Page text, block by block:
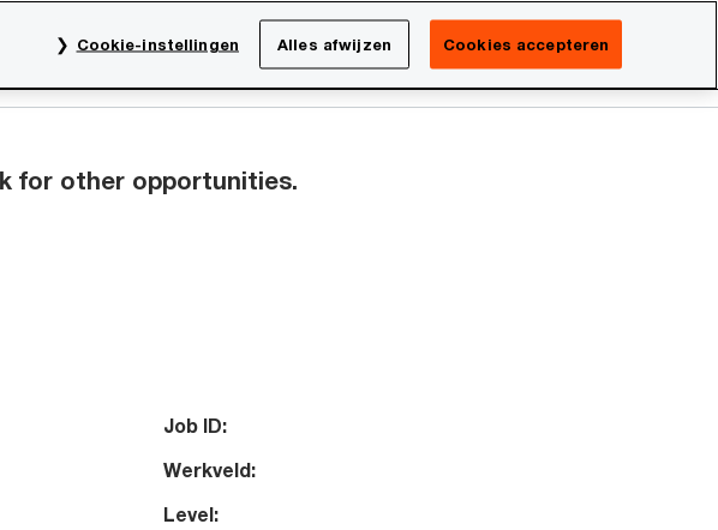
Over PwC
Netherlands
Search
for other opportunities.
Job ID:
Werkveld:
Level:
Cookie-instellingen Alles afwijzen Cookies accepteren